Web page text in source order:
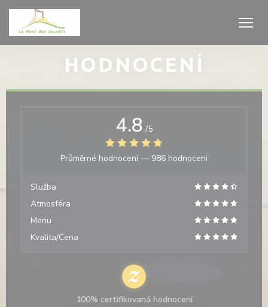
Panel pro správu cookies
HODNOCENÍ
4.8 /5
Průměrné hodnocení — 986 hodnoceni
Služba
Atmosféra
Menu
Kvalita/Cena
100% certifikovaná hodnocení